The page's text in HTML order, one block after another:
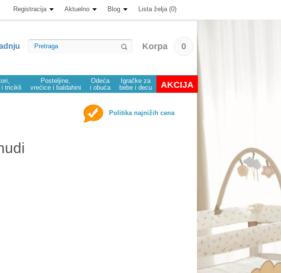
Registracija Aktuelno Blog Lista želja (0)
Korpa 0
i tricikli
Posteljine,
vrećice i baldahini
Odeća
i obuća
Igračke za
bebe i decu
AKCIJA
Politika najnižih cena